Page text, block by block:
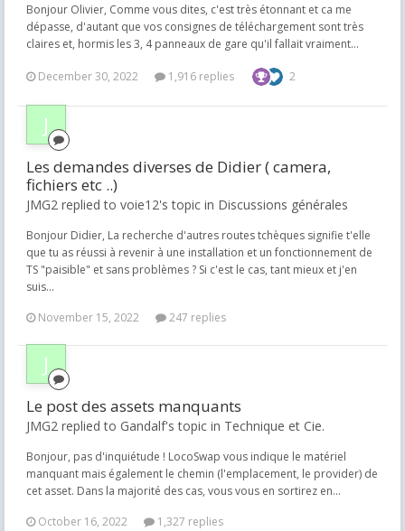
Bonjour Olivier, Comme vous dites, c'est très étonnant et ca me
dépasse, d'autant que vos consignes de téléchargement sont très
claires et, hormis les 3, 4 panneaux de gare qu'il fallait vraiment...
December 30, 2022 1,916 replies 2
Les demandes diverses de Didier ( camera,
fichiers etc ..)
JMG2 replied to voie12's topic in Discussions générales
Bonjour Didier, La recherche d'autres routes tchèques signifie t'elle
que tu as réussi à revenir à une installation et un fonctionnement de
TS "paisible" et sans problèmes ? Si c'est le cas, tant mieux et j'en
suis...
November 15, 2022
247 replies
Le post des assets manquants
JMG2 replied to Gandalf's topic in Technique et Cie.
Bonjour, pas d'inquiétude ! LocoSwap vous indique le matériel
manquant mais également le chemin (l'emplacement, le provider) de
cet asset. Dans la majorité des cas, vous vous en sortirez en...
October 16, 2022
1,327 replies